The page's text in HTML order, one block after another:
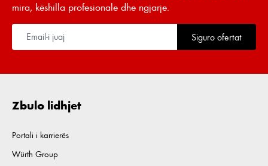
mira, këshilla profesionale dhe ngjarje.
Siguro ofertat
Zbulo lidhjet
Portali i karrierës
Würth Group